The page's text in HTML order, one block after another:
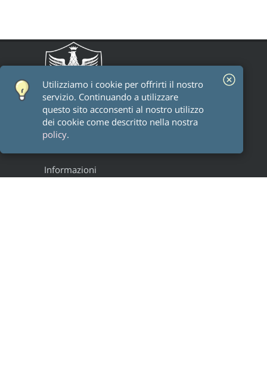
Informazioni
Utilizziamo i cookie per offrirti il ​​nostro
servizio. Continuando a utilizzare
questo sito acconsenti al nostro utilizzo
dei cookie come descritto nella nostra
policy.